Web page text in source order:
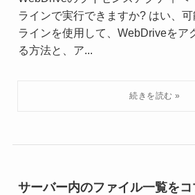
ラインで実行できますか? はい、
ラインを使用して、WebDriveをア
る方法と、ア...
サーバー内のファイル一覧を